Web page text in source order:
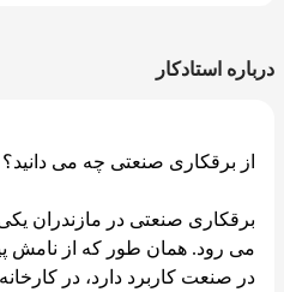
درباره استادکار
از برقکاری صنعتی چه می دانید؟
برقکاری صنعتی در مازندران
می رود. همان طور که از نامش
در صنعت کاربرد دارد، در